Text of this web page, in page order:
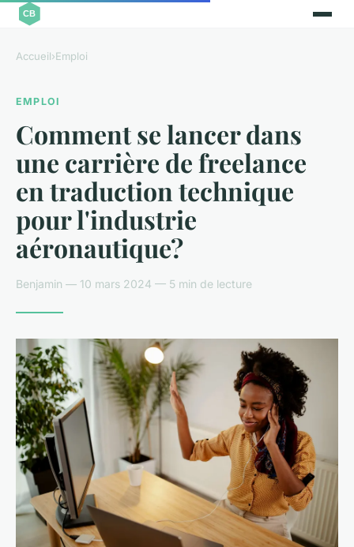
Accueil›Emploi
EMPLOI
Comment se lancer dans
une carrière de freelance
en traduction technique
pour l'industrie
aéronautique?
Benjamin — 10 mars 2024 — 5 min de lecture